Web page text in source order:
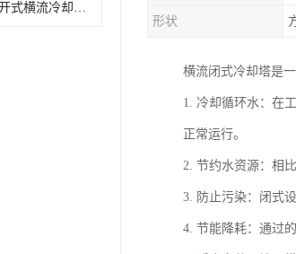
呼和浩特全钢开式横流冷却塔型号
形状
横流闭式冷却塔是
1. 冷却循环水：在
正常运行。
2. 节约水资源：相
3. 防止污染：闭式
4. 节能降耗：通过